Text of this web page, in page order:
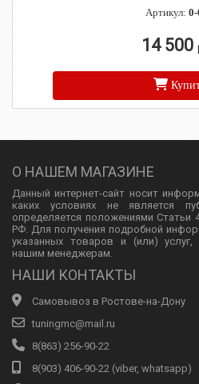
Артикул:
14 500
О НАШЕМ МАГАЗИНЕ
Данный интернет-сайт носит
каких условиях не является
определяется положениями Статьи
РФ. Для получения подробной
указанных товаров и (или)
нашим менеджерам.
НАШИ КОНТАКТЫ
Самовывоз в Ростове-на-Дону
tuningmc@mail.ru
8(863) 256-90-22
8(903) 406-90-22 (viber, whatsapp)